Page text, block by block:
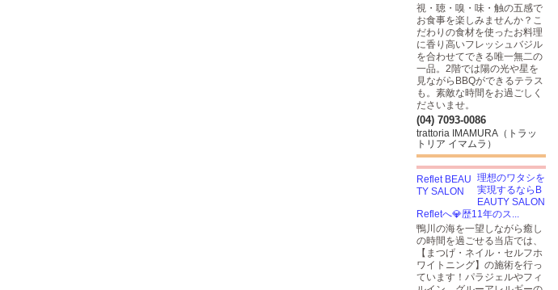
視・聴・嗅・味・触の五感で
お食事を楽しみませんか？こ
だわりの食材を使ったお料理
に香り高いフレッシュバジル
を合わせてできる唯一無二の
一品。2階では陽の光や星を
見ながらBBQができるテラス
も。素敵な時間をお過ごしく
ださいませ。
(04) 7093-0086
trattoria IMAMURA（トラッ
トリア イマムラ）
理想のワタシを
実現するならB
EAUTY SALON
Refletへ💎歴11年のス...
鴨川の海を一望しながら癒し
の時間を過ごせる当店では、
【まつげ・ネイル・セルフホ
ワイトニング】の施術を行っ
ています！パラジェルやフィ